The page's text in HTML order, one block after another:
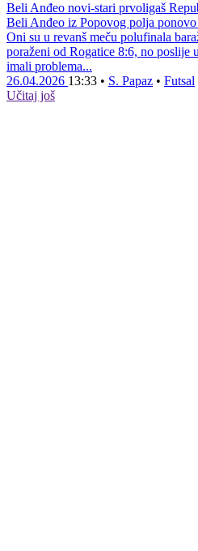
Beli Anđeo novi-stari prvoligaš
Beli Anđeo iz Popovog polja
Oni su u revanš meču polufinala
poraženi od Rogatice 8:6, no poslije
imali problema...
26.04.2026 13:33 • S. Papaz • Futsal
Učitaj još